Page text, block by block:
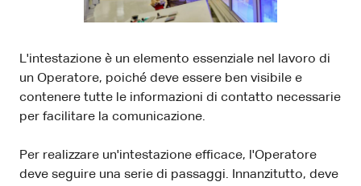
L'intestazione è un elemento essenziale nel lavoro di
un Operatore, poiché deve essere ben visibile e
contenere tutte le informazioni di contatto necessarie
per facilitare la comunicazione.
Per realizzare un'intestazione efficace, l'Operatore
deve seguire una serie di passaggi. Innanzitutto, deve